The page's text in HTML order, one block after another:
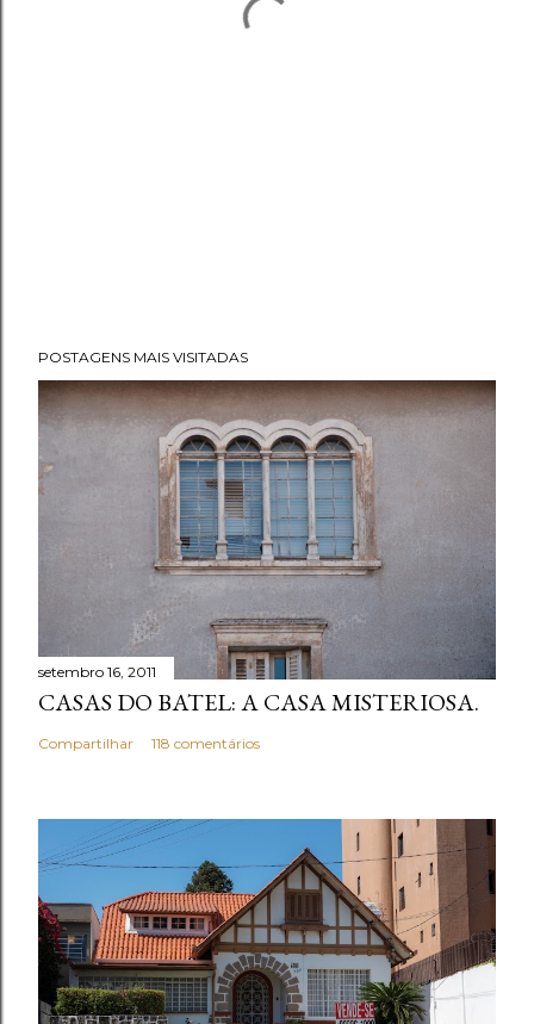
POSTAGENS MAIS VISITADAS
setembro 16, 2011
CASAS DO BATEL: A CASA MISTERIOSA.
Compartilhar 118 comentários